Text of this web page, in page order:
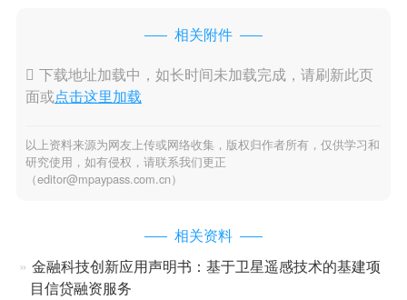
相关附件
 下载地址加载中，如长时间未加载完成，请刷新此页
面或点击这里加载
以上资料来源为网友上传或网络收集，版权归作者所有，仅供学习和
研究使用，如有侵权，请联系我们更正
（editor@mpaypass.com.cn）
相关资料
金融科技创新应用声明书：基于卫星遥感技术的基建项
目信贷融资服务